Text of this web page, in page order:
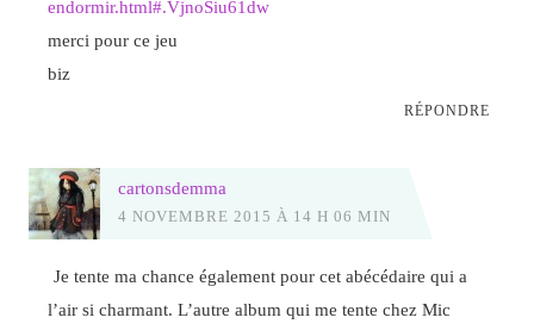
endormir.html#.VjnoSiu61dw
merci pour ce jeu
biz
RÉPONDRE
cartonsdemma
4 NOVEMBRE 2015 À 14 H 06 MIN
Je tente ma chance également pour cet abécédaire qui a
l’air si charmant. L’autre album qui me tente chez Mic